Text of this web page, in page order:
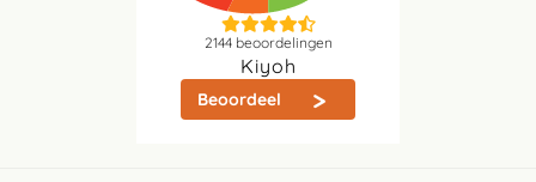
2144beoordelingen
Kiyoh
Beoordeel